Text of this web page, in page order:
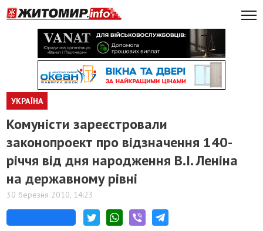
УКРАЇНА
Комуністи зареєстровали
законопроект про відзначення 140-
річчя від дня народження В.І. Леніна
на державному рівні
30 березня 2010, 14:23